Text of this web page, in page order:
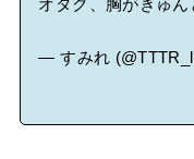
オタク、胸がきゅん
— すみれ